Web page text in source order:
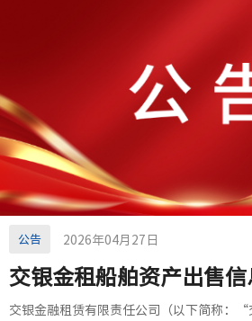
公告 2026年04月27日
交银金租船舶资产出售
交银金融租赁有限责任公司（以下简称：